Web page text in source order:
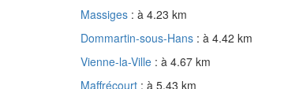
Massiges : à 4.23 km
Dommartin-sous-Hans : à 4.42 km
Vienne-la-Ville : à 4.67 km
Maffrécourt : à 5.43 km